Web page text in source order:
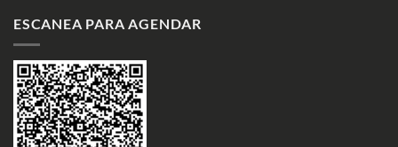
ESCANEA PARA AGENDAR